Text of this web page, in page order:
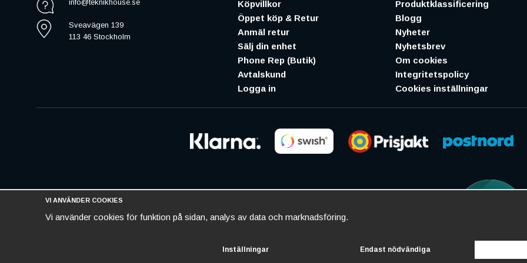
info@teknikhouse.se
Sveavägen 139
113 46 Stockholm
Köpvillkor
Öppet köp & Retur
Anmäl retur
Sälj din enhet
Phone Rep (Butik)
Avtalskund
Logga in
Produktklassificering
Blogg
Nyheter
Nyhetsbrev
Om cookies
Integritetspolicy
Cookies inställningar
VI ANVÄNDER COOKIES
Vi använder cookies för funktion på sidan, analys av data och marknadsföring.
Inställningar Endast nödvändiga